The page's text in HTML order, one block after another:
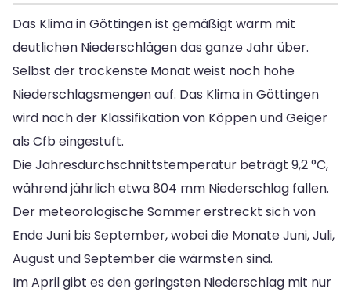
Das Klima in Göttingen ist gemäßigt warm mit
deutlichen Niederschlägen das ganze Jahr über.
Selbst der trockenste Monat weist noch hohe
Niederschlagsmengen auf. Das Klima in Göttingen
wird nach der Klassifikation von Köppen und Geiger
als Cfb eingestuft.
Die Jahresdurchschnittstemperatur beträgt 9,2 °C,
während jährlich etwa 804 mm Niederschlag fallen.
Der meteorologische Sommer erstreckt sich von
Ende Juni bis September, wobei die Monate Juni, Juli,
August und September die wärmsten sind.
Im April gibt es den geringsten Niederschlag mit nur